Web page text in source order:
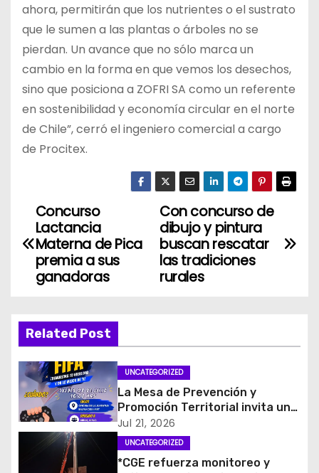
ahora, permitirán que los nutrientes o el sustrato
que le sumen a las plantas o árboles no se
pierdan. Un avance que no sólo marca un
cambio en la forma en que vemos los desechos,
sino que posiciona a ZOFRI SA como un referente
en sostenibilidad y economía circular en el norte
de Chile”, cerró el ingeniero comercial a cargo
de Procitex.
N
a
g
a
c
i
Con concurso de
dibujo y pintura
buscan rescatar
las tradiciones
rurales
Concurso
Lactancia
Materna de Pica
premia a sus
ganadoras
Related Post
UNCATEGORIZED
La Mesa de Prevención y
Promoción Territorial invita un
entretenido Torneo de FIFA
Jul 21, 2026
UNCATEGORIZED
*CGE refuerza monitoreo y